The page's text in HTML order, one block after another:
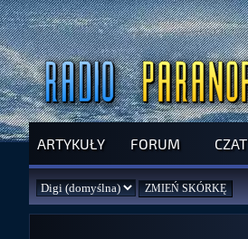
ARTYKUŁY FORUM CZAT